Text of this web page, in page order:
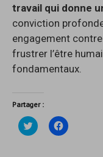
travail qui donne
conviction profonde
engagement
frustrer l’être
fondamentaux.
Partager :
C
l
C
l